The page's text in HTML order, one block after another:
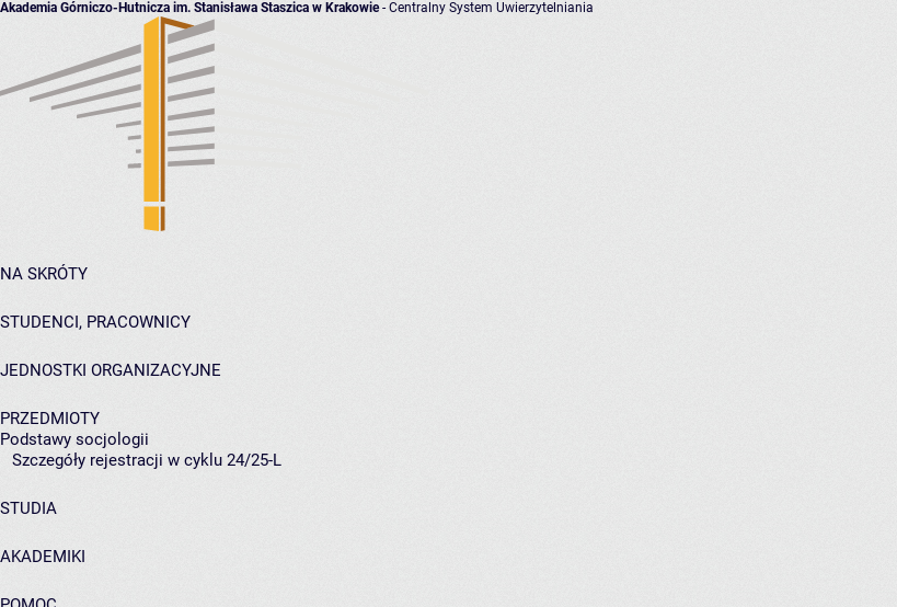
Akademia Górniczo-Hutnicza im. Stanisława Staszica w Krakowie- Centralny System Uwierzytelniania
NA SKRÓTY
STUDENCI, PRACOWNICY
JEDNOSTKI ORGANIZACYJNE
PRZEDMIOTY
Podstawy socjologii
Szczegóły rejestracji w cyklu 24/25-L
STUDIA
AKADEMIKI